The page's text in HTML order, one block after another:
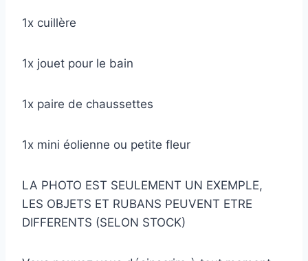
1x cuillère
1x jouet pour le bain
1x paire de chaussettes
1x mini éolienne ou petite fleur
LA PHOTO EST SEULEMENT UN EXEMPLE,
LES OBJETS ET RUBANS PEUVENT ETRE
DIFFERENTS (SELON STOCK)